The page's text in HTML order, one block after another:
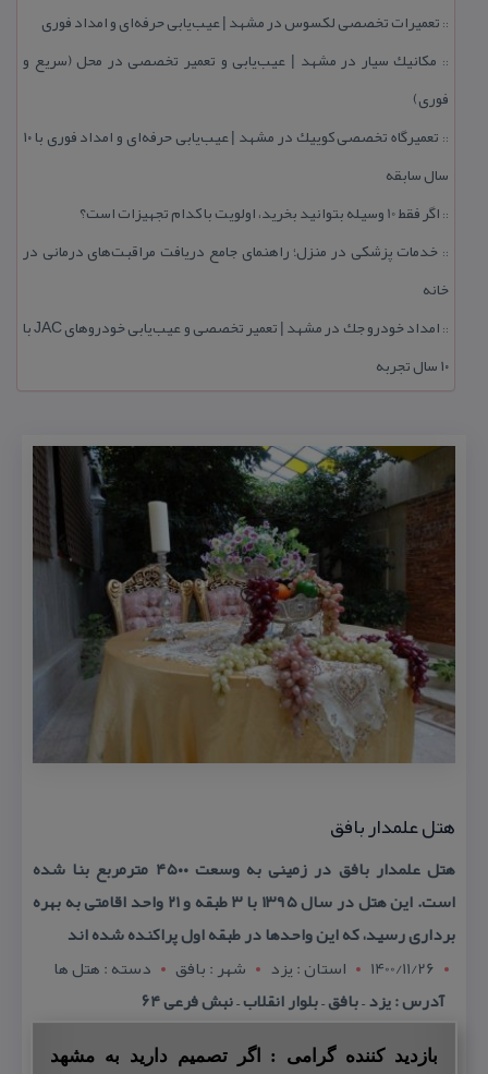
:: تعمیرات تخصصی لكسوس در مشهد | عیب‌یابی حرفه‌ای و امداد فوری
:: مكانیك سیار در مشهد | عیب‌یابی و تعمیر تخصصی در محل (سریع و
فوری)
::
تعمیرگاه تخصصی كوییك در مشهد | عیب‌یابی حرفه‌ای و امداد فوری با ۱۰
سال سابقه
:: اگر فقط 10 وسیله بتوانید بخرید، اولویت با كدام تجهیزات است؟
:: خدمات پزشكی در منزل؛ راهنمای جامع دریافت مراقبت‌های درمانی در
خانه
::
امداد خودرو جك در مشهد | تعمیر تخصصی و عیب‌یابی خودروهای JAC با
۱۰ سال تجربه
هتل علمدار بافق
هتل علمدار بافق در زمینی به وسعت ۴۵۰۰ مترمربع بنا شده
است. این هتل در سال ۱۳۹۵ با ۳ طبقه و ۲۱ واحد اقامتی به بهره
برداری رسید، كه این واحدها در طبقه اول پراكنده شده اند
1400/11/26
استان : يزد شهر : بافق
دسته : هتل ها
آدرس : یزد – بافق – بلوار انقلاب – نبش فرعی ۶۴
بازدید کننده گرامی : اگر تصمیم دارید به مشهد